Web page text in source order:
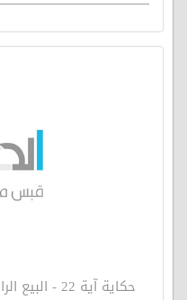
حكاية آية 22 - البيع الرابح